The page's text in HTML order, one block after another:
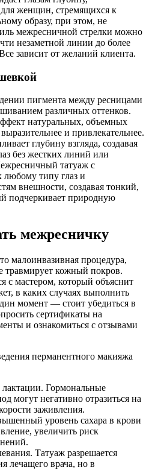
для женщин, стремящихся к
образу, при этом, не
межресничной стрелки можно
незаметной линии до более
зависит от желаний клиента.
пигмента между ресницами
различных оттенков.
натуральных, объемных
и привлекательнее.
глубину взгляда, создавая
без жестких линий или
татуаж с
любому типу глаз и
внешности, создавая тонкий,
подчеркивает природную
межресничку
малоинвазивная процедура,
травмирует кожный покров.
с мастером, который объяснит
в каких случаях выполнить
момент — стоит убедиться в
сертификаты на
и ознакомиться с отзывами
перманентного макияжа
Гормональные
могут негативно отразиться на
заживления.
уровень сахара в крови
увеличить риск
Татуаж разрешается
лечащего врача, но в